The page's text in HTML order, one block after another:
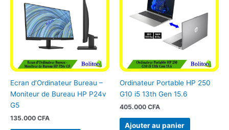
Ecran d’Ordinateur Bureau –
Moniteur de Bureau HP P24v
G5
135.000 CFA
Ordinateur Portable HP 250
G10 i5 13th Gen 15.6
405.000 CFA
Ajouter au panier